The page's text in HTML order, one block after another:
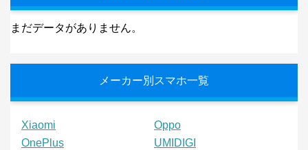
まだデータがありません。
メーカー別スマホ一覧
Xiaomi
Oppo
OnePlus
UMIDIGI